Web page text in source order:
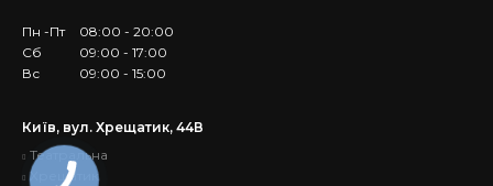
Пн -Пт
08:00 - 20:00
Сб
09:00 - 17:00
Вс
09:00 - 15:00
Київ, вул. Хрещатик, 44В
Театральна
Хрещатик